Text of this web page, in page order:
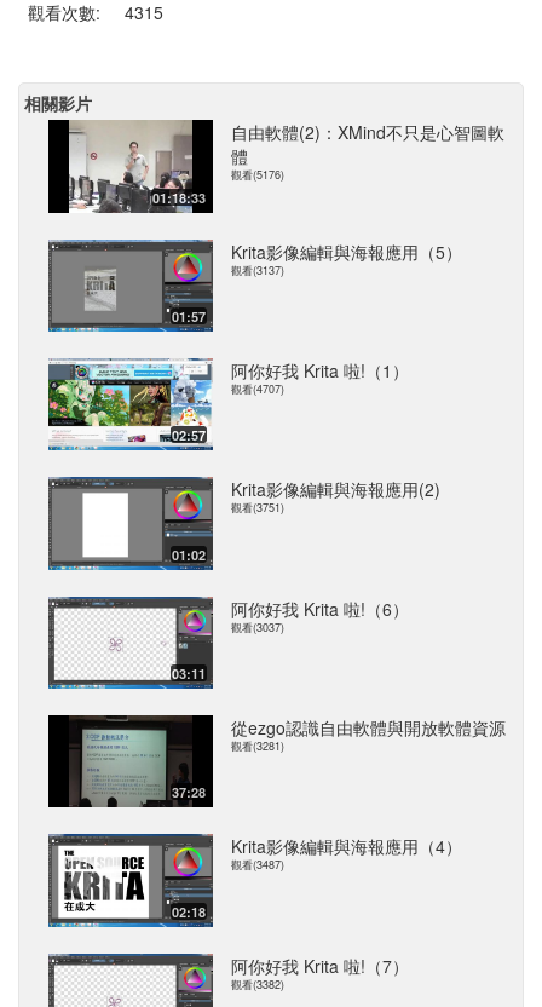
觀看次數:
4315
相關影片
01:18:33
自由軟體(2)：XMind不只是心智圖軟
體
觀看(5176)
01:57
Krita影像編輯與海報應用（5）
觀看(3137)
02:57
阿你好我 Krita 啦!（1）
觀看(4707)
01:02
Krita影像編輯與海報應用(2)
觀看(3751)
03:11
阿你好我 Krita 啦!（6）
觀看(3037)
37:28
從ezgo認識自由軟體與開放軟體資源
觀看(3281)
02:18
Krita影像編輯與海報應用（4）
觀看(3487)
阿你好我 Krita 啦!（7）
觀看(3382)